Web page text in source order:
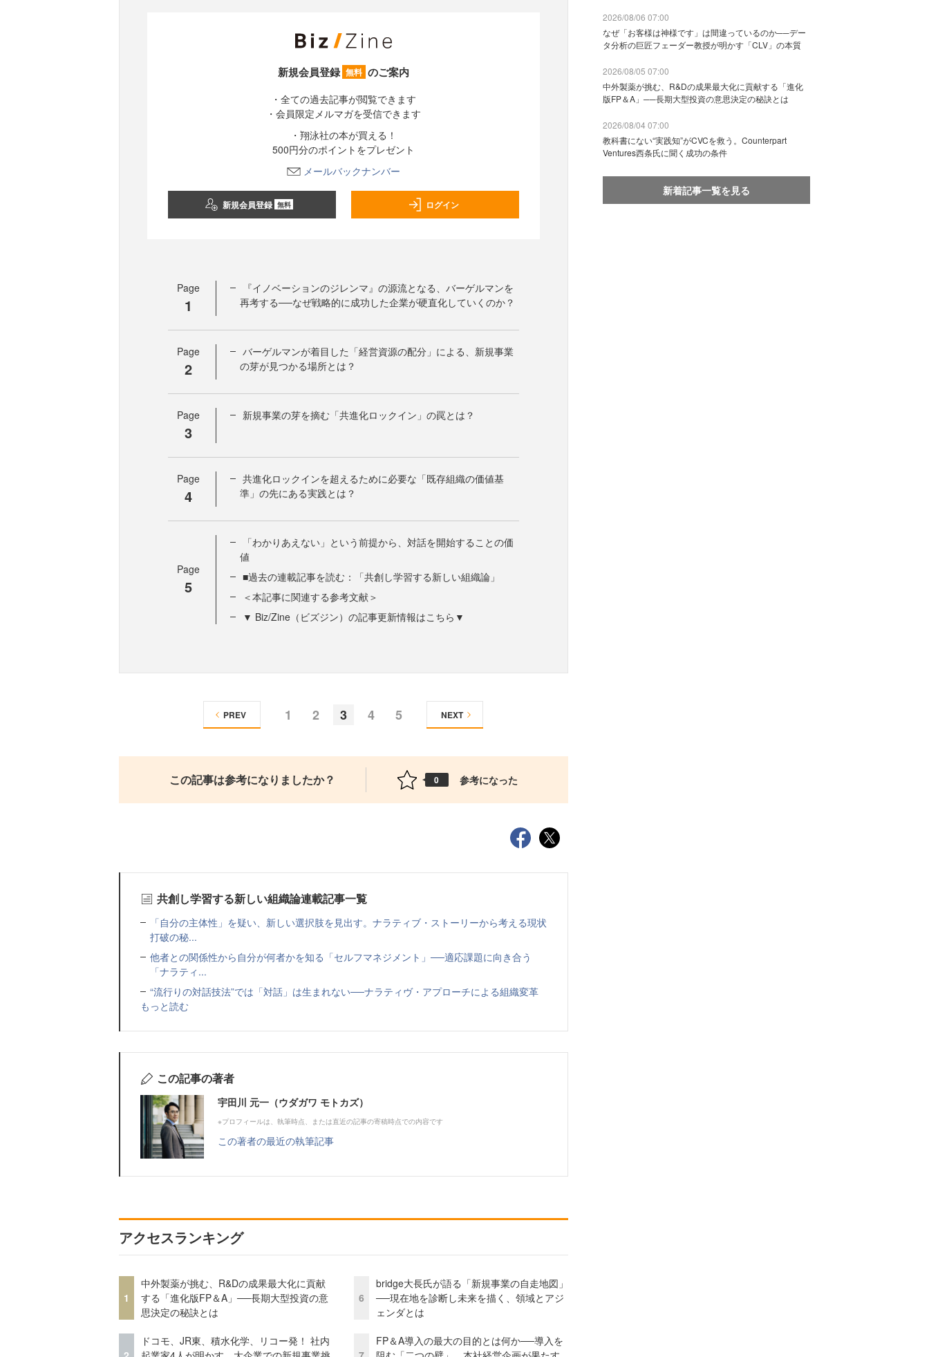
新規会員登録 無料 のご案内
・全ての過去記事が閲覧できます
・会員限定メルマガを受信できます
・翔泳社の本が買える！
500円分のポイントをプレゼント
メールバックナンバー
新規会員登録 無料 ログイン
Page
1
『イノベーションのジレンマ』の源流となる、バーゲルマンを
再考する──なぜ戦略的に成功した企業が硬直化していくのか？
Page
2
バーゲルマンが着目した「経営資源の配分」による、新規事業
の芽が見つかる場所とは？
Page
3
新規事業の芽を摘む「共進化ロックイン」の罠とは？
Page
4
共進化ロックインを超えるために必要な「既存組織の価値基
準」の先にある実践とは？
Page
5
「わかりあえない」という前提から、対話を開始することの価
値
■過去の連載記事を読む：「共創し学習する新しい組織論」
＜本記事に関連する参考文献＞
▼ Biz/Zine（ビズジン）の記事更新情報はこちら▼
1 2 3 4 5
PREV NEXT
この記事は参考になりましたか？ 0 参考になった
共創し学習する新しい組織論連載記事一覧
「自分の主体性」を疑い、新しい選択肢を見出す。ナラティブ・ストーリーから考える現状
打破の秘...
他者との関係性から自分が何者かを知る「セルフマネジメント」──適応課題に向き合う
「ナラティ...
“流行りの対話技法”では「対話」は生まれない──ナラティヴ・アプローチによる組織変革
もっと読む
この記事の著者
宇田川 元一（ウダガワ モトカズ）
※プロフィールは、執筆時点、または直近の記事の寄稿時点での内容です
この著者の最近の執筆記事
アクセスランキング
1
中外製薬が挑む、R&Dの成果最大化に貢献
する「進化版FP＆A」──長期大型投資の意
思決定の秘訣とは
ドコモ、JR東、積水化学、リコー発！ 社内
6
bridge大長氏が語る「新規事業の自走地図」
──現在地を診断し未来を描く、領域とアジ
ェンダとは
FP＆A導入の最大の目的とは何か──導入を
2026/08/06 07:00
なぜ「お客様は神様です」は間違っているのか──デー
タ分析の巨匠フェーダー教授が明かす「CLV」の本質
2026/08/05 07:00
中外製薬が挑む、R&Dの成果最大化に貢献する「進化
版FP＆A」──長期大型投資の意思決定の秘訣とは
2026/08/04 07:00
教科書にない“実践知”がCVCを救う。Counterpart
Ventures西条氏に聞く成功の条件
新着記事一覧を見る